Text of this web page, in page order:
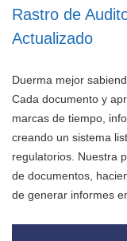
Rastro de
Actualizado
Duerma mejor
Cada documento y
marcas de tiempo,
creando un sistema
regulatorios. Nuestra
de documentos,
de generar informes